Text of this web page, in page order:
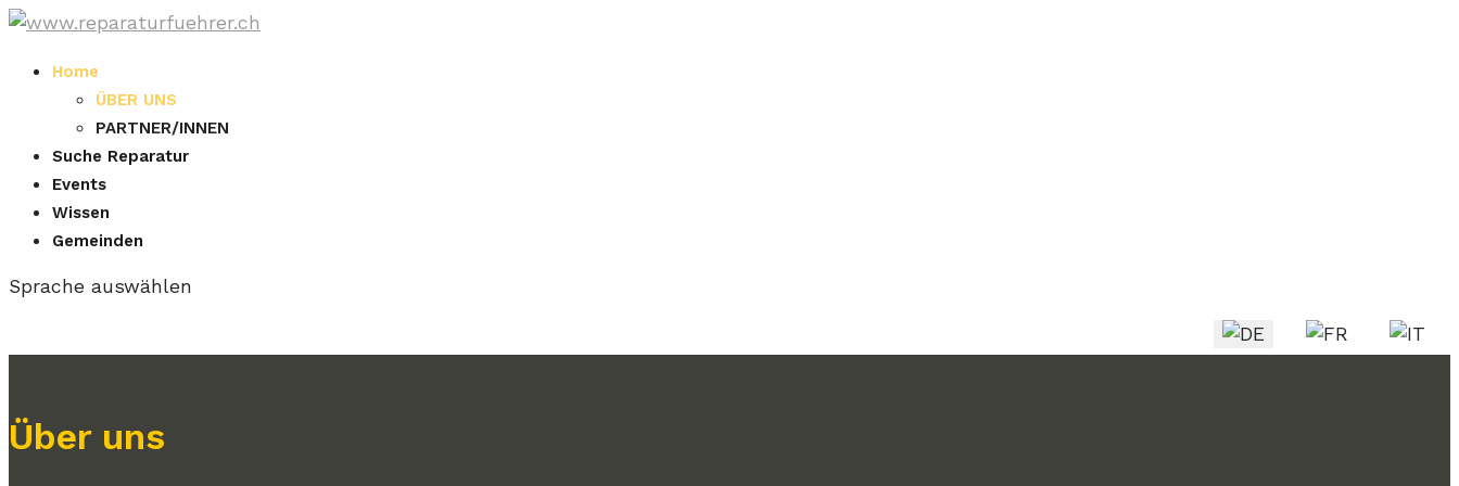
Home
ÜBER UNS
PARTNER/INNEN
Suche Reparatur
Events
Wissen
Gemeinden
Sprache auswählen
Über uns